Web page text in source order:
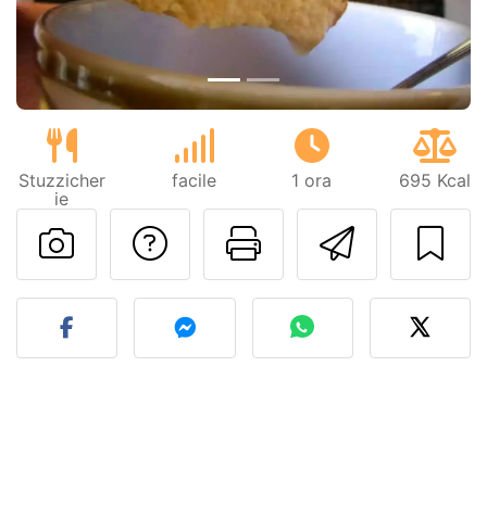
Stuzzicher
ie
facile 1 ora 695 Kcal
Invia
Stampa la
Contatta l'autore
Pubblica la foto di